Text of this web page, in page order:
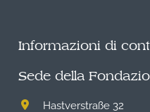
Informazioni di
Sede della
Hastverstraße 32